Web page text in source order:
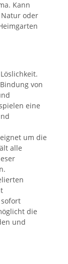
Kann
oder
von
eine
um die
alle
die
und